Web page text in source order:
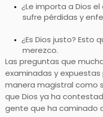
¿Le importa a Dios
sufre pérdidas y
¿Es Dios justo? Esto
merezco.
Las preguntas que
examinadas y expuestas
manera magistral como
que Dios ya ha
gente que ha caminado